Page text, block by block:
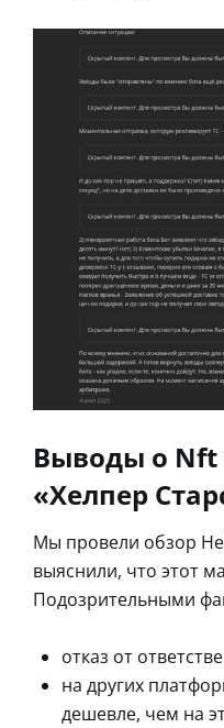
Выводы о Nft
«Хелпер
Мы провели обзор
выяснили, что этот
Подозрительными
отказ от
на других
дешевле, чем на